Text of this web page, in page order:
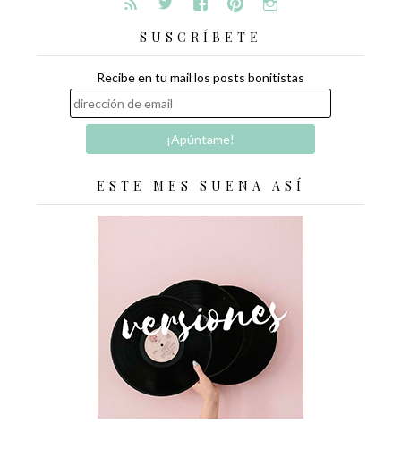
SUSCRÍBETE
Recibe en tu mail los posts bonitistas
ESTE MES SUENA ASÍ